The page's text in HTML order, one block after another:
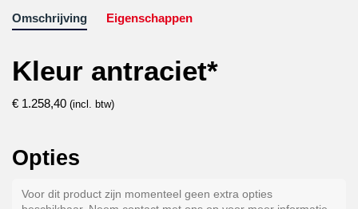
Omschrijving Eigenschappen
Kleur antraciet*
€ 1.258,40 (incl. btw)
Opties
Voor dit product zijn momenteel geen extra opties